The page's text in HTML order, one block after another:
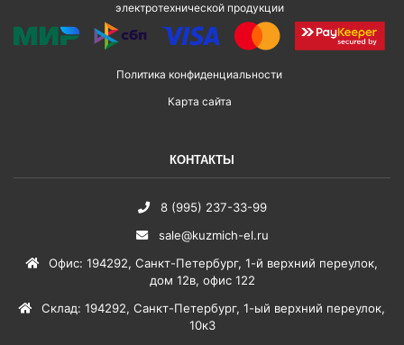
электротехнической продукции
Политика конфиденциальности
Карта сайта
КОНТАКТЫ
8 (995) 237-33-99
sale@kuzmich-el.ru
Офис: 194292, Санкт-Петербург, 1-й верхний переулок,
дом 12в, офис 122
Склад: 194292, Санкт-Петербург, 1-ый верхний переулок,
10к3